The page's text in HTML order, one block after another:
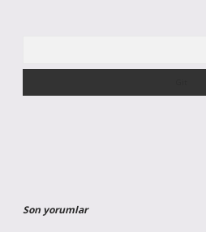
Son yorumlar